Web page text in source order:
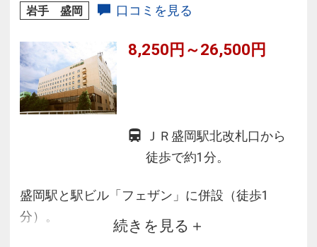
岩手 盛岡 口コミを見る
8,250円～26,500円
ＪＲ盛岡駅北改札口から
徒歩で約1分。
盛岡駅と駅ビル「フェザン」に併設（徒歩1
分）。
立地と共にシンプルで機能的な客室は、
続きを見る